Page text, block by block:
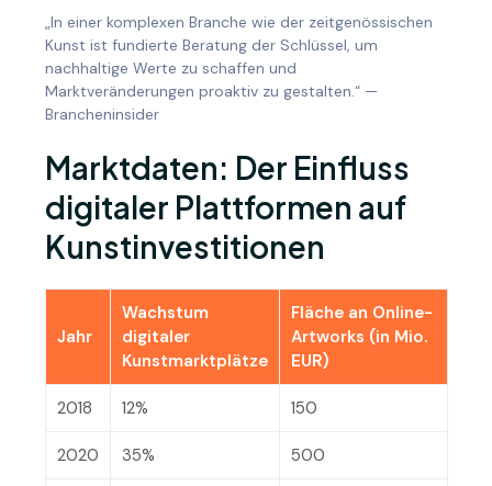
„In einer komplexen Branche wie der zeitgenössischen
Kunst ist fundierte Beratung der Schlüssel, um
nachhaltige Werte zu schaffen und
Marktveränderungen proaktiv zu gestalten.“ —
Brancheninsider
Marktdaten: Der Einfluss
digitaler Plattformen auf
Kunstinvestitionen
Jahr
Wachstum
digitaler
Kunstmarktplätze
Fläche an Online-
Artworks (in Mio.
EUR)
2018 12% 150
2020 35% 500